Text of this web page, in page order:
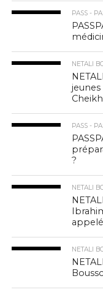
PASS -
NETALI
PASS -
?
NETALI
NETALI